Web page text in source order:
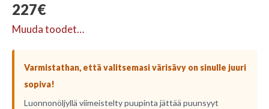
227€
Muuda toodet…
Varmistathan, että valitsemasi värisävy on sinulle juuri
sopiva!
Luonnonöljyllä viimeistelty puupinta jättää puunsyyt